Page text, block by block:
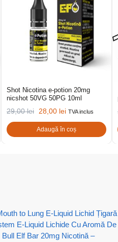
Shot Nicotina e-potion 20mg
nicshot 50VG 50PG 10ml
29,00lei 28,00 lei TVA inclus
Adaugă în coș
to Lung E-Liquid Lichid Țigară
E-Liquid Lichide Cu Aromă De
Bull Elf Bar 20mg Nicotină –